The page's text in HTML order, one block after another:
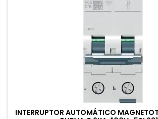
INTERRUPTOR AUTOMÁTICO